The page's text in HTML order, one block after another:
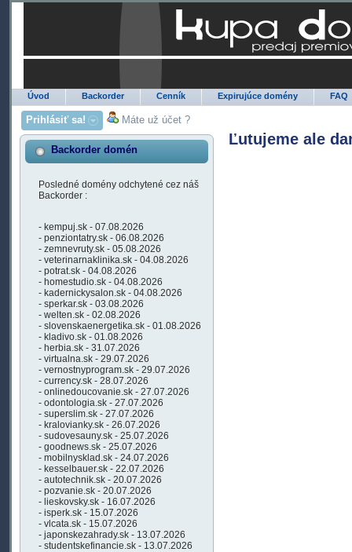
Úvod Backorder Cenník Expirujúce domény FAQ
Prihlásiť sa! Máte už účet ?
Backorder domén
Posledné domény odchytené cez náš
Backorder :
- kempuj.sk - 07.08.2026
- penziontatry.sk - 06.08.2026
- zemnevruty.sk - 05.08.2026
- veterinarnaklinika.sk - 04.08.2026
- potrat.sk - 04.08.2026
- homestudio.sk - 04.08.2026
- kadernickysalon.sk - 04.08.2026
- sperkar.sk - 03.08.2026
- welten.sk - 02.08.2026
- slovenskaenergetika.sk - 01.08.2026
- kladivo.sk - 01.08.2026
- herbia.sk - 31.07.2026
- virtualna.sk - 29.07.2026
- vernostnyprogram.sk - 29.07.2026
- currency.sk - 28.07.2026
- onlinedoucovanie.sk - 27.07.2026
- odontologia.sk - 27.07.2026
- superslim.sk - 27.07.2026
- kralovianky.sk - 26.07.2026
- sudovesauny.sk - 25.07.2026
- goodnews.sk - 25.07.2026
- mobilnysklad.sk - 24.07.2026
- kesselbauer.sk - 22.07.2026
- autotechnik.sk - 20.07.2026
- pozvanie.sk - 20.07.2026
- lieskovsky.sk - 16.07.2026
- isperk.sk - 15.07.2026
- vlcata.sk - 15.07.2026
- japonskezahrady.sk - 13.07.2026
- studentskefinancie.sk - 13.07.2026
Ľutujeme ale